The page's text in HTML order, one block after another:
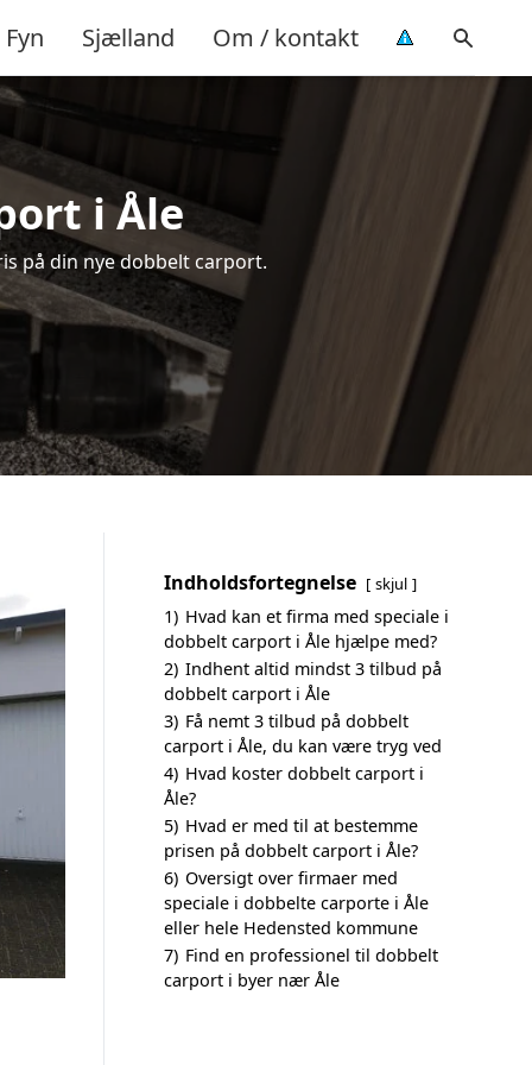
Fyn Sjælland Om / kontakt
i Åle
på din nye dobbelt carport.
Indholdsfortegnelse skjul
1) Hvad kan et firma med speciale i
dobbelt carport i Åle hjælpe med?
2) Indhent altid mindst 3 tilbud på
dobbelt carport i Åle
3) Få nemt 3 tilbud på dobbelt
carport i Åle, du kan være tryg ved
4) Hvad koster dobbelt carport i
Åle?
5) Hvad er med til at bestemme
prisen på dobbelt carport i Åle?
6) Oversigt over firmaer med
speciale i dobbelte carporte i Åle
eller hele Hedensted kommune
7) Find en professionel til dobbelt
carport i byer nær Åle